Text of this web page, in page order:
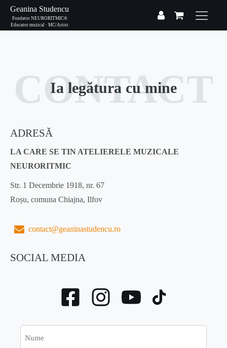
Geanina Studencu
Fondator NEURORITMIC®
Educator muzical · MC/Artist
CONTACT
Ia legătura cu mine
ADRESĂ
LA CARE SE TIN ATELIERELE MUZICALE
NEURORITMIC
Str. 1 Decembrie 1918, nr. 67
Roșu, comuna Chiajna, Ilfov
contact@geaninastudencu.ro
SOCIAL MEDIA